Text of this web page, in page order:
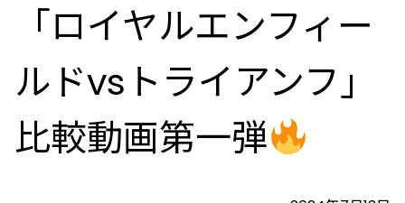
「ロイヤルエンフィー
ルドvsトライアンフ」
比較動画第一弾